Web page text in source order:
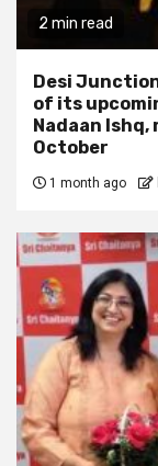
2 min read
Desi
of its
Nadaan
October
1 month ago